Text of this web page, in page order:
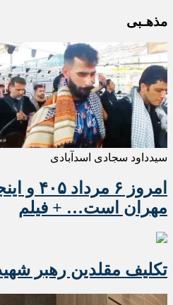
مذهـبی
سیدداود سجادی اسدآبادی
امروز ۶
مهران است… + فیلم
تکلیف مقلدین رهبر